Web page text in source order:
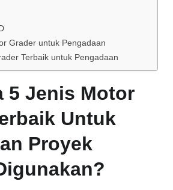
Grader untuk Pengadaan
Terbaik untuk Pengadaan
5 Jenis Motor
Untuk
Proyek